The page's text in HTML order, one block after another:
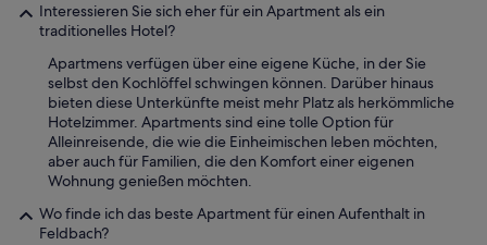
Interessieren Sie sich eher für ein Apartment als ein
traditionelles Hotel?
Apartmens verfügen über eine eigene Küche, in der Sie
selbst den Kochlöffel schwingen können. Darüber hinaus
bieten diese Unterkünfte meist mehr Platz als herkömmliche
Hotelzimmer. Apartments sind eine tolle Option für
Alleinreisende, die wie die Einheimischen leben möchten,
aber auch für Familien, die den Komfort einer eigenen
Wohnung genießen möchten.
Wo finde ich das beste Apartment für einen Aufenthalt in
Feldbach?